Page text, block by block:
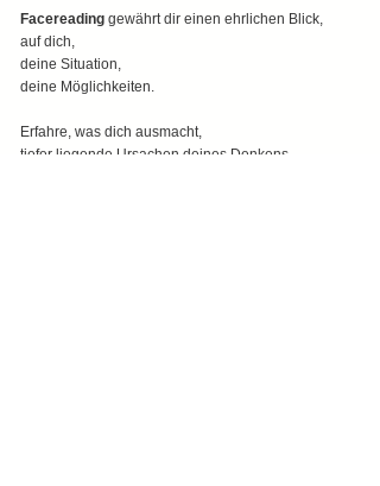
Facereading gewährt dir einen ehrlichen Blick,
auf dich,
deine Situation,
deine Möglichkeiten.
Erfahre, was dich ausmacht,
tiefer liegende Ursachen deines Denkens,